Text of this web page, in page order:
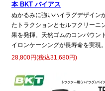
本 BKT バイアス
ぬかるみに強いハイラグデザイン
たトラクションとセルフクリーニ
果を発揮。天然ゴムのコンパウン
イロンケーシングが長寿命を実現
28,800円(税込31,680円)